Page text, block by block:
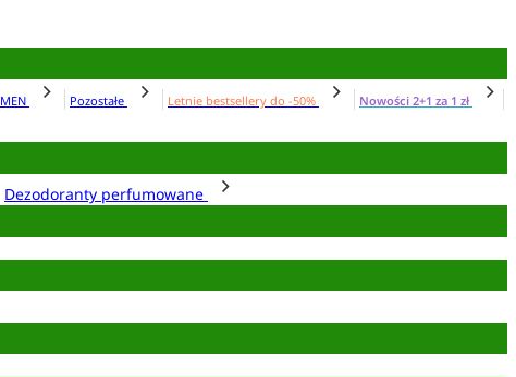
MEN Pozostałe Letnie bestsellery do -50%
Nowości 2+1 za 1 zł
Dezodoranty perfumowane